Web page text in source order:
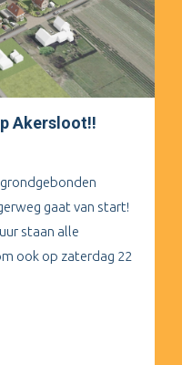
Akersloot!!
gaat van start!
staan alle
ook op zaterdag 22